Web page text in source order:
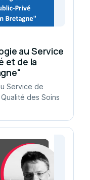
au Service
et de la
Service de
des Soins